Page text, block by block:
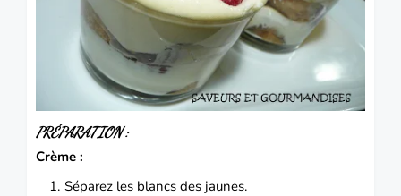
PRÉPARATION :
Crème :
Séparez les blancs des jaunes.